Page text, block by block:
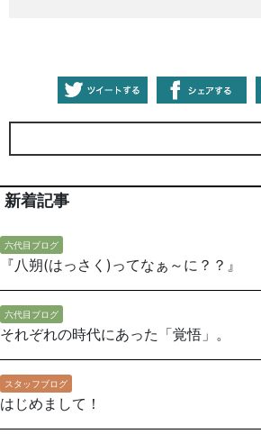
新着記事
六代目ブログ
『八朔(はっさく)ってなぁ～に？？』
六代目ブログ
それぞれの時代にあった「覚悟」。
スタッフブログ
はじめまして！